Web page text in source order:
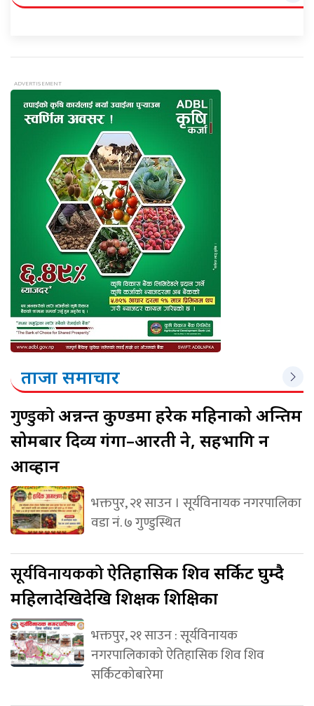
ताजा समाचार
गुण्डुकोअन्नन्त कुण्डमा हरेक महिनाको अन्तिम
सोमबार दिव्य गंगा–आरती हुने, सहभागि हुन
आव्हान
भक्तपुर, २१ साउन । सूर्यविनायक नगरपालिका
वडा नं. ७ गुण्डुस्थित
सूर्यविनायककोऐतिहासिक शिव सर्किट घुम्दै
महिलादेखिदेखि शिक्षक शिक्षिका
भक्तपुर, २१ साउन : सूर्यविनायक
नगरपालिकाको ऐतिहासिक शिव शिव
सर्किटकोबारेमा